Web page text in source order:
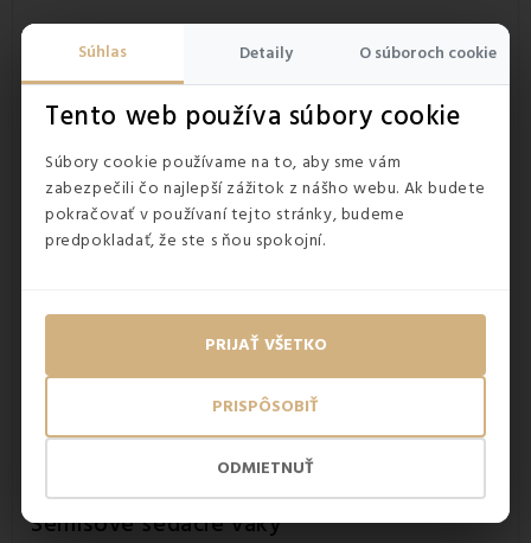
Súhlas Detaily O súboroch cookie
Tento web používa súbory cookie
Súbory cookie používame na to, aby sme vám
zabezpečili čo najlepší zážitok z nášho webu. Ak budete
pokračovať v používaní tejto stránky, budeme
predpokladať, že ste s ňou spokojní.
ODMIETNUŤ
PRISPÔSOBIŤ
PRIJAŤ VŠETKO
Semišové sedacie vaky